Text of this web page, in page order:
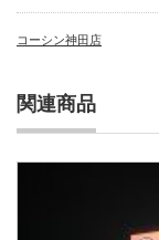
コーシン神田店
関連商品